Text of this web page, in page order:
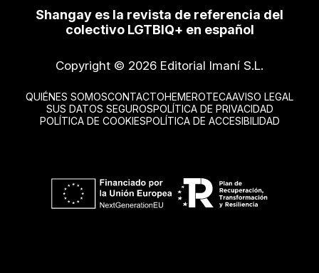
Shangay es la revista de referencia del
colectivo LGTBIQ+ en español
Copyright © 2026 Editorial Imaní S.L.
QUIÉNES SOMOSCONTACTOHEMEROTECAAVISO LEGAL
SUS DATOS SEGUROSPOLÍTICA DE PRIVACIDAD
POLÍTICA DE COOKIESPOLÍTICA DE ACCESIBILIDAD